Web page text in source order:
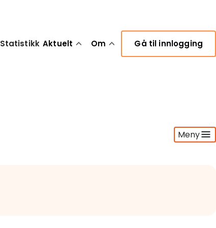
Statistikk Aktuelt Om Gå til innlogging
Meny